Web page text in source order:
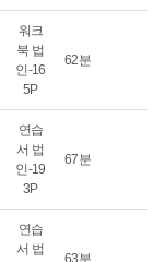
워크
북 법
인-16
5P
62분
연습
서 법
인-19
3P
67분
연습
서 법